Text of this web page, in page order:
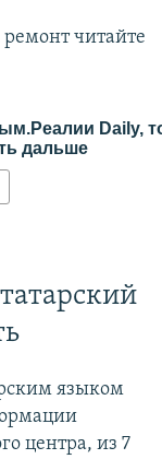
читайте
Daily,
дальше
языком
центра, из 7